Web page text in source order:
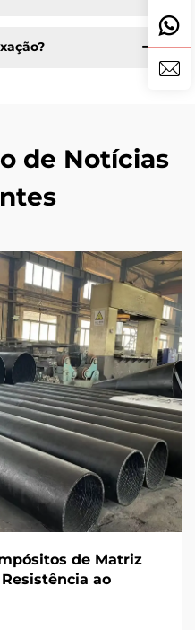
de Notícias
de Matriz
ao